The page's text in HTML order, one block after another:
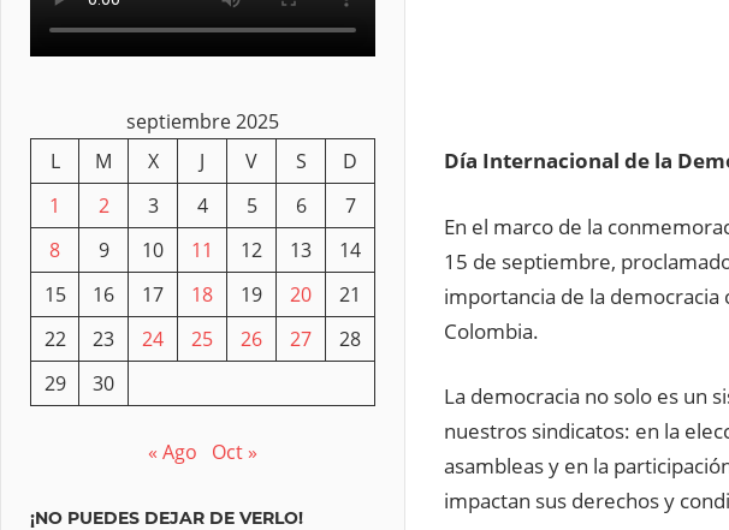
Día Internacional de la
En el marco de la
15 de septiembre,
importancia de la
Colombia.
La democracia no solo es un
nuestros sindicatos: en la
asambleas y en la
impactan sus derechos y
septiembre 2025
L
M X J V S
D
1
2 3 4 5 6
7
8
9 10 11 12 13
14
15
16 17 18 19 20
21
22
23 24 25 26 27
28
29
30
« Ago Oct »
¡NO PUEDES DEJAR DE VERLO!